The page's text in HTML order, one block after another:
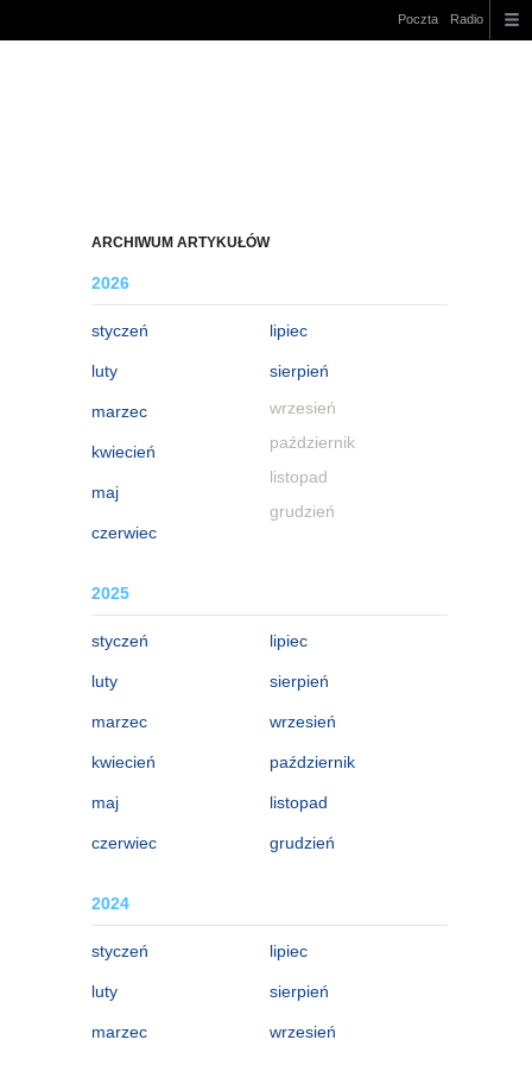
Poczta Radio
ARCHIWUM ARTYKUŁÓW
2026
styczeń
luty
marzec
kwiecień
maj
czerwiec
lipiec
sierpień
wrzesień
październik
listopad
grudzień
2025
styczeń
luty
marzec
kwiecień
maj
czerwiec
lipiec
sierpień
wrzesień
październik
listopad
grudzień
2024
styczeń
luty
marzec
lipiec
sierpień
wrzesień